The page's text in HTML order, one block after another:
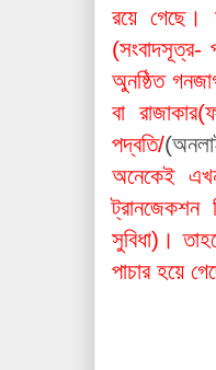
রয়ে গেছে।
(সংবাদসূত্র-
অুনষ্ঠিত
বা
পদ্বতি/(
অনেকেই
ট্রানজেকশন
সুবিধা)।
পাচার হয়ে